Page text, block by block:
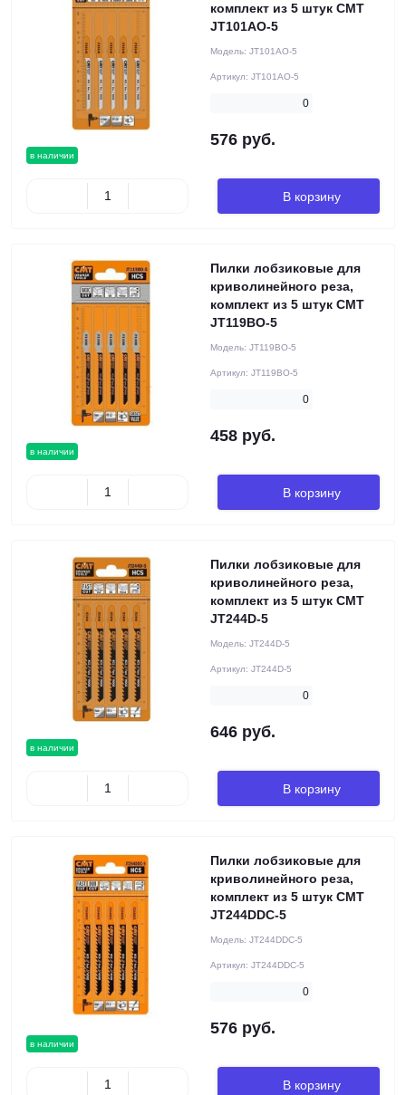
в наличии
комплект из 5 штук CMT
JT101AO-5
Модель: JT101AO-5
Артикул: JT101AO-5
0
576 руб.
В корзину
в наличии
Пилки лобзиковые для
криволинейного реза,
комплект из 5 штук CMT
JT119BO-5
Модель: JT119BO-5
Артикул: JT119BO-5
0
458 руб.
В корзину
в наличии
Пилки лобзиковые для
криволинейного реза,
комплект из 5 штук CMT
JT244D-5
Модель: JT244D-5
Артикул: JT244D-5
0
646 руб.
В корзину
в наличии
Пилки лобзиковые для
криволинейного реза,
комплект из 5 штук CMT
JT244DDC-5
Модель: JT244DDC-5
Артикул: JT244DDC-5
0
576 руб.
В корзину